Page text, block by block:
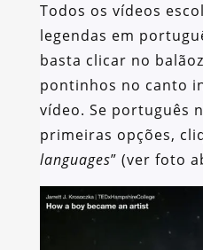
Todos os vídeos
legendas em
basta clicar no
pontinhos no canto
vídeo. Se português
primeiras opções,
languages” (ver foto